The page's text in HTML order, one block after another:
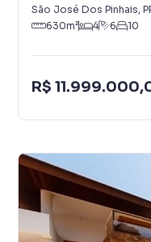
São José Dos Pinhais,
630m² 4 6 10
R$